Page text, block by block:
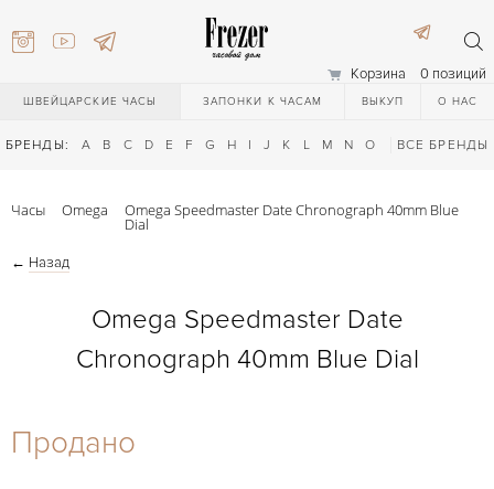
Корзина 0 позиций
ШВЕЙЦАРСКИЕ ЧАСЫ ЗАПОНКИ К ЧАСАМ ВЫКУП О НАС
БРЕНДЫ: A B C D E F G H I J K L M N O Q R S T
ВСЕ БРЕНДЫ
27-44
Часы Omega Omega Speedmaster Date Chronograph 40mm Blue
Dial
← Назад
Omega Speedmaster Date
Chronograph 40mm Blue Dial
Продано